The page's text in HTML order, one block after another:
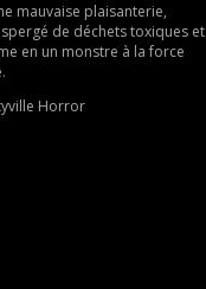
mauvaise plaisanterie,
de déchets toxiques et
en un monstre à la force